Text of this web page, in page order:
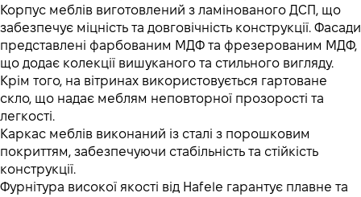
Корпус меблів виготовлений з ламінованого ДСП, що
забезпечує міцність та довговічність конструкції. Фасади
представлені фарбованим МДФ та фрезерованим МДФ,
що додає колекції вишуканого та стильного вигляду.
Крім того, на вітринах використовується гартоване
скло, що надає меблям неповторної прозорості та
легкості.
Каркас меблів виконаний із сталі з порошковим
покриттям, забезпечуючи стабільність та стійкість
конструкції.
Фурнітура високої якості від Hafele гарантує плавне та